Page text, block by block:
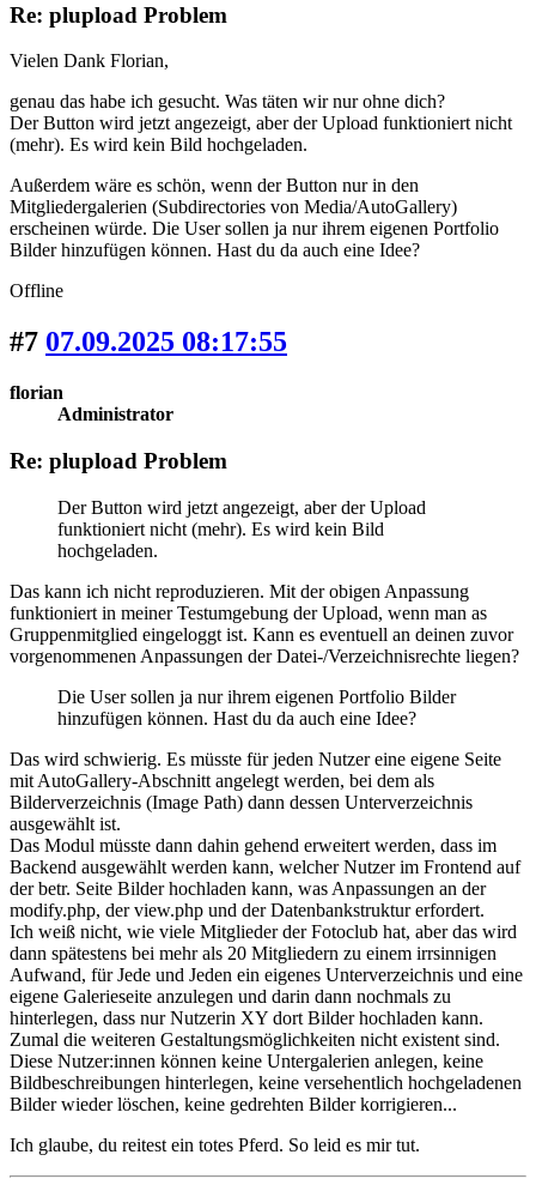
Re: plupload Problem
Vielen Dank Florian,
genau das habe ich gesucht. Was täten wir nur ohne dich?
Der Button wird jetzt angezeigt, aber der Upload funktioniert nicht
(mehr). Es wird kein Bild hochgeladen.
Außerdem wäre es schön, wenn der Button nur in den
Mitgliedergalerien (Subdirectories von Media/AutoGallery)
erscheinen würde. Die User sollen ja nur ihrem eigenen Portfolio
Bilder hinzufügen können. Hast du da auch eine Idee?
Offline
#7 07.09.2025 08:17:55
florian
Administrator
Re: plupload Problem
Der Button wird jetzt angezeigt, aber der Upload
funktioniert nicht (mehr). Es wird kein Bild
hochgeladen.
Das kann ich nicht reproduzieren. Mit der obigen Anpassung
funktioniert in meiner Testumgebung der Upload, wenn man as
Gruppenmitglied eingeloggt ist. Kann es eventuell an deinen zuvor
vorgenommenen Anpassungen der Datei-/Verzeichnisrechte liegen?
Die User sollen ja nur ihrem eigenen Portfolio Bilder
hinzufügen können. Hast du da auch eine Idee?
Das wird schwierig. Es müsste für jeden Nutzer eine eigene Seite
mit AutoGallery-Abschnitt angelegt werden, bei dem als
Bilderverzeichnis (Image Path) dann dessen Unterverzeichnis
ausgewählt ist.
Das Modul müsste dann dahin gehend erweitert werden, dass im
Backend ausgewählt werden kann, welcher Nutzer im Frontend auf
der betr. Seite Bilder hochladen kann, was Anpassungen an der
modify.php, der view.php und der Datenbankstruktur erfordert.
Ich weiß nicht, wie viele Mitglieder der Fotoclub hat, aber das wird
dann spätestens bei mehr als 20 Mitgliedern zu einem irrsinnigen
Aufwand, für Jede und Jeden ein eigenes Unterverzeichnis und eine
eigene Galerieseite anzulegen und darin dann nochmals zu
hinterlegen, dass nur Nutzerin XY dort Bilder hochladen kann.
Zumal die weiteren Gestaltungsmöglichkeiten nicht existent sind.
Diese Nutzer:innen können keine Untergalerien anlegen, keine
Bildbeschreibungen hinterlegen, keine versehentlich hochgeladenen
Bilder wieder löschen, keine gedrehten Bilder korrigieren...
Ich glaube, du reitest ein totes Pferd. So leid es mir tut.